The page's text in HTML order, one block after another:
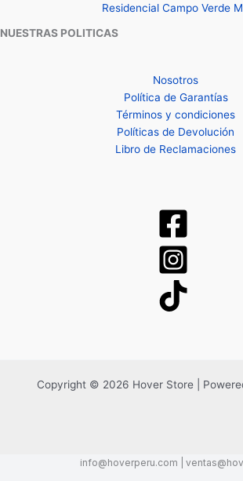
Residencial Campo Verde
NUESTRAS POLITICAS
Nosotros
Política de Garantías
Términos y condiciones
Políticas de Devolución
Libro de Reclamaciones
Copyright © 2026 Hover Store |
info@hoverperu.com |